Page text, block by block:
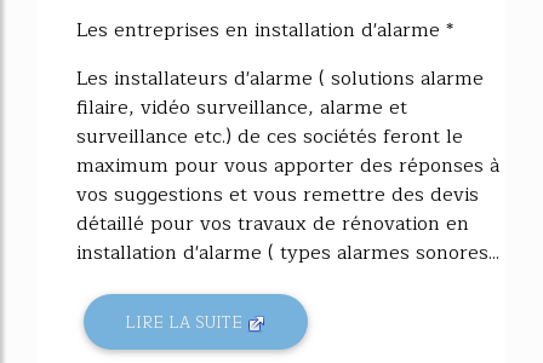
Les entreprises en installation d'alarme *
Les installateurs d'alarme ( solutions alarme
filaire, vidéo surveillance, alarme et
surveillance etc.) de ces sociétés feront le
maximum pour vous apporter des réponses à
vos suggestions et vous remettre des devis
détaillé pour vos travaux de rénovation en
installation d'alarme ( types alarmes sonores...
LIRE LA SUITE